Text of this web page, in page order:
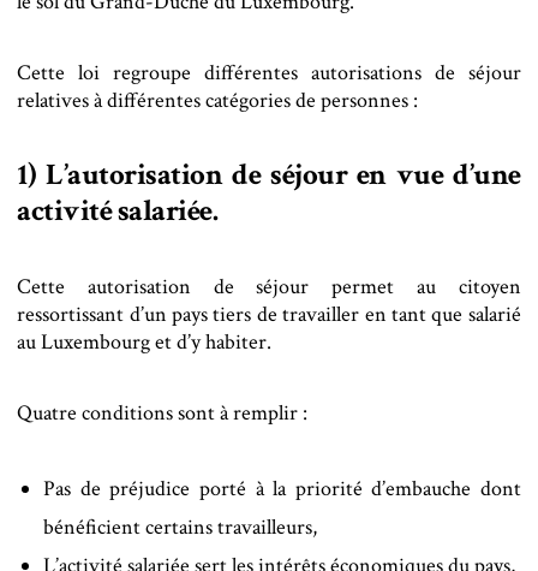
Cette loi regroupe différentes autorisations de séjour
relatives à différentes catégories de personnes :
1) L’autorisation de séjour en vue d’une
activité salariée.
Cette autorisation de séjour permet au citoyen
ressortissant d’un pays tiers de travailler en tant que salarié
au Luxembourg et d’y habiter.
Quatre conditions sont à remplir :
Pas de préjudice porté à la priorité d’embauche dont
bénéficient certains travailleurs,